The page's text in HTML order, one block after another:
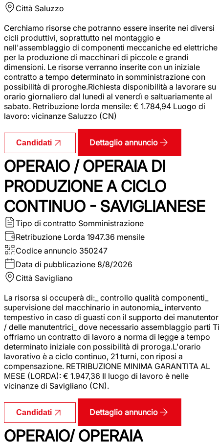
Città Saluzzo
Cerchiamo risorse che potranno essere inserite nei diversi
cicli produttivi, soprattutto nel montaggio e
nell'assemblaggio di componenti meccaniche ed elettriche
per la produzione di macchinari di piccole e grandi
dimensioni. Le risorse verranno inserite con un iniziale
contratto a tempo determinato in somministrazione con
possibilità di proroghe.Richiesta disponibilità a lavorare su
orario giornaliero dal lunedì al venerdì e saltuariamente al
sabato. Retribuzione lorda mensile: € 1.784,94 Luogo di
lavoro: vicinanze Saluzzo (CN)
Candidati Dettaglio annuncio
OPERAIO / OPERAIA DI
PRODUZIONE A CICLO
CONTINUO - SAVIGLIANESE
Tipo di contratto Somministrazione
Retribuzione Lorda 1947.36 mensile
Codice annuncio 350247
Data di pubblicazione 8/8/2026
Città Savigliano
La risorsa si occuperà di:_ controllo qualità componenti_
supervisione del macchinario in autonomia_ intervento
tempestivo in caso di guasti con il supporto dei
/ delle manutentrici_ dove necessario assemblaggio parti Ti
offriamo un contratto di lavoro a norma di legge a tempo
determinato iniziale con possibilità di proroga.L'orario
lavorativo è a ciclo continuo, 21 turni, con riposi a
compensazione. RETRIBUZIONE MINIMA GARANTITA AL
MESE (LORDA): € 1.947,36 Il luogo di lavoro è nelle
vicinanze di Savigliano (CN).
Candidati Dettaglio annuncio
OPERAIO/ OPERAIA